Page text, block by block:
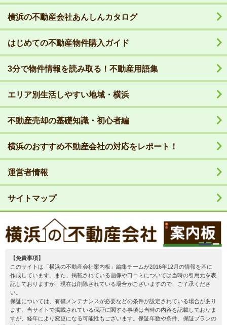
【免責事項】
このサイトは「横浜の不動産会社案内板」編集チームが2016年12月の情報を基に
作成しています。また、掲載されている画像や口コミについては当時の引用元を表
記しておりますが、現在は削除されている場合がございますので、ご了承くださ
い。
保証については、有償メンテナンスが必要などの条件が設定されている場合があり
ます。当サイトで掲載されている保証に関する事項は当時の内容を記載しておりま
すが、経年により変更になる可能性もございます。保証年数や条件、保証プランの
横浜の不動産会社あんしんカタログ
はじめての不動産物件購入ガイド
3分で物件情報を読み取る！不動産用語集
エリア別生活しやすい地域・横浜
不動産売却の基礎知識・初心者編
横浜のおすすめ不動産会社の対応をレポート！
運営者情報
サイトマップ